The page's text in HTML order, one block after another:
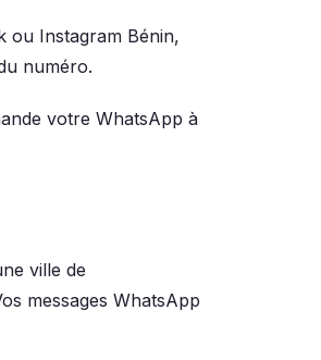
ou Instagram Bénin,
numéro.
votre WhatsApp à
ville de
messages WhatsApp